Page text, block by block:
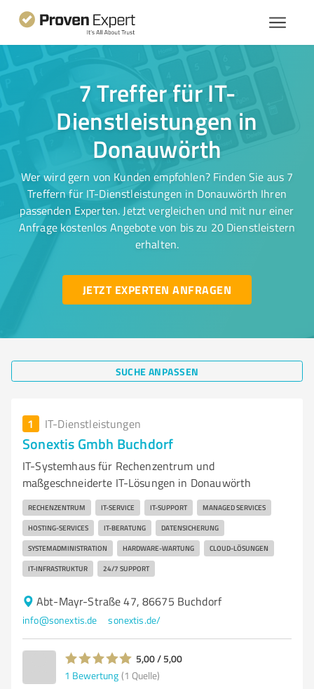
7 Treffer für IT-
Dienstleistungen in
Donauwörth
Wer wird gern von Kunden empfohlen? Finden Sie aus 7
Treffern für IT-Dienstleistungen in Donauwörth Ihren
passenden Experten. Jetzt vergleichen und mit nur einer
Anfrage kostenlos Angebote von bis zu 20 Dienstleistern
erhalten.
JETZT EXPERTEN ANFRAGEN
SUCHE ANPASSEN
1 IT-Dienstleistungen
Sonextis Gmbh Buchdorf
IT-Systemhaus für Rechenzentrum und
maßgeschneiderte IT-Lösungen in Donauwörth
RECHENZENTRUM IT-SERVICE IT-SUPPORT MANAGED SERVICES
HOSTING-SERVICES IT-BERATUNG DATENSICHERUNG
SYSTEMADMINISTRATION HARDWARE-WARTUNG CLOUD-LÖSUNGEN
IT-INFRASTRUKTUR 24/7 SUPPORT
Abt-Mayr-Straße 47, 86675 Buchdorf
info@sonextis.de sonextis.de/
5,00 / 5,00
1 Bewertung (1 Quelle)